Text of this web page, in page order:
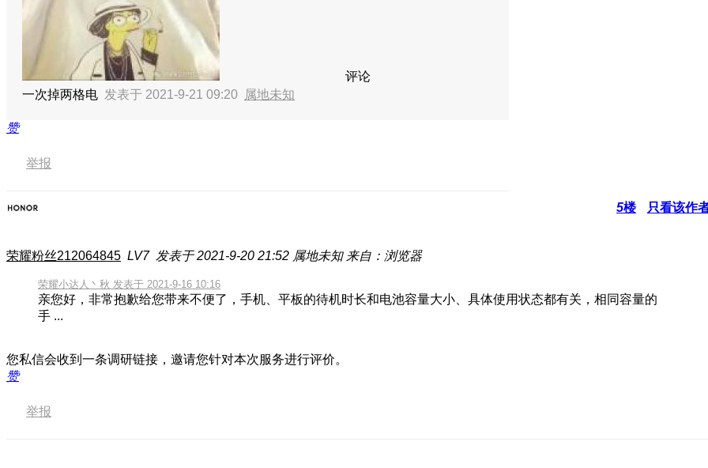
评论
一次掉两格电 发表于 2021-9-21 09:20 属地未知
赞
举报
5楼 只看该作
荣耀粉丝212064845 LV7 发表于 2021-9-20 21:52 属地未知 来自：浏览器
荣耀小达人丶秋 发表于 2021-9-16 10:16
亲您好，非常抱歉给您带来不便了，手机、平板的待机时长和电池容量大小、具体使用状态都有关，相同容量的
手 ...
您私信会收到一条调研链接，邀请您针对本次服务进行评价。
赞
举报